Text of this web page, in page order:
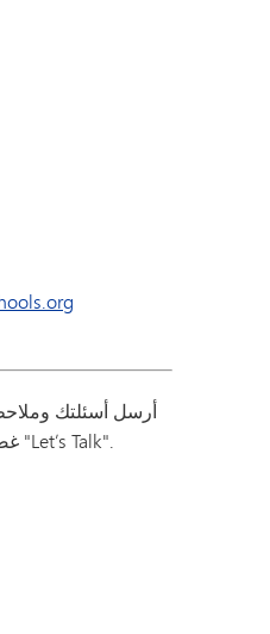
أرسل أسئلتك
غضون يوم عمل واحد من خلال خدمة "Let’s Talk".